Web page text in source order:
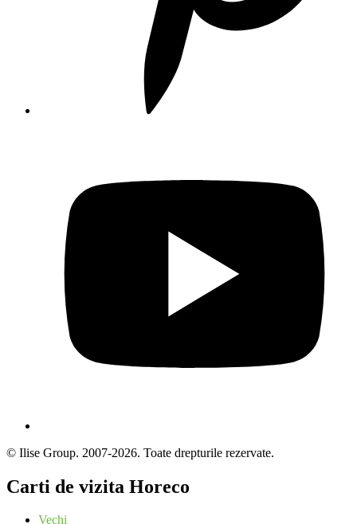
© Ilise Group. 2007-2026. Toate drepturile rezervate.
Carti de vizita Horeco
Vechi